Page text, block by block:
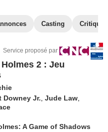
Casting
Service proposé par
2 : Jeu
Downey Jr. ,Jude Law
A Game of Shadows